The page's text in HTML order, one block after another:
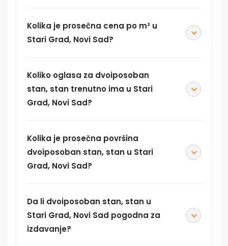
Kolika je prosečna cena po m² u
Stari Grad, Novi Sad?
Koliko oglasa za dvoiposoban
stan, stan trenutno ima u Stari
Grad, Novi Sad?
Kolika je prosečna površina
dvoiposoban stan, stan u Stari
Grad, Novi Sad?
Da li dvoiposoban stan, stan u
Stari Grad, Novi Sad pogodna za
izdavanje?